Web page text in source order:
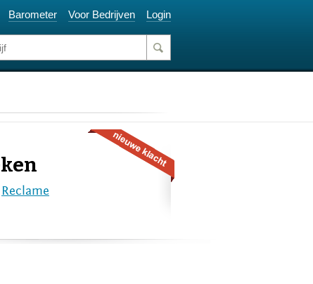
Barometer Voor Bedrijven Login
Reclame